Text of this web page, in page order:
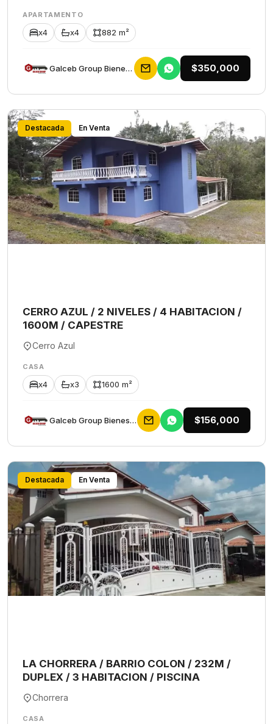
APARTAMENTO
x4 x4 882 m²
Galceb Group Bienes Raices $350,000
Destacada En Venta
CERRO AZUL / 2 NIVELES / 4 HABITACION /
1600M / CAPESTRE
Cerro Azul
CASA
x4 x3 1600 m²
Galceb Group Bienes Raices $156,000
Destacada En Venta
LA CHORRERA / BARRIO COLON / 232M /
DUPLEX / 3 HABITACION / PISCINA
Chorrera
CASA